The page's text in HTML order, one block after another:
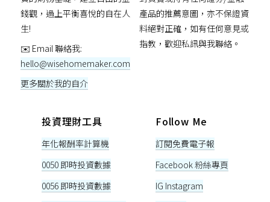
錢觀，過上平衡喜悅的自在人
生!
✉️ Email 聯絡我:
hello@wisehomemaker.com
更多關於我的自介
產品的推薦意圖，亦不保證資
料絕對正確，如有任何意見或
指教，歡迎私訊與我聯絡。
投資理財工具
年化報酬率計算機
0050 即時投資數據
0056 即時投資數據
Follow Me
訂閱免費電子報
Facebook 粉絲專頁
IG Instagram